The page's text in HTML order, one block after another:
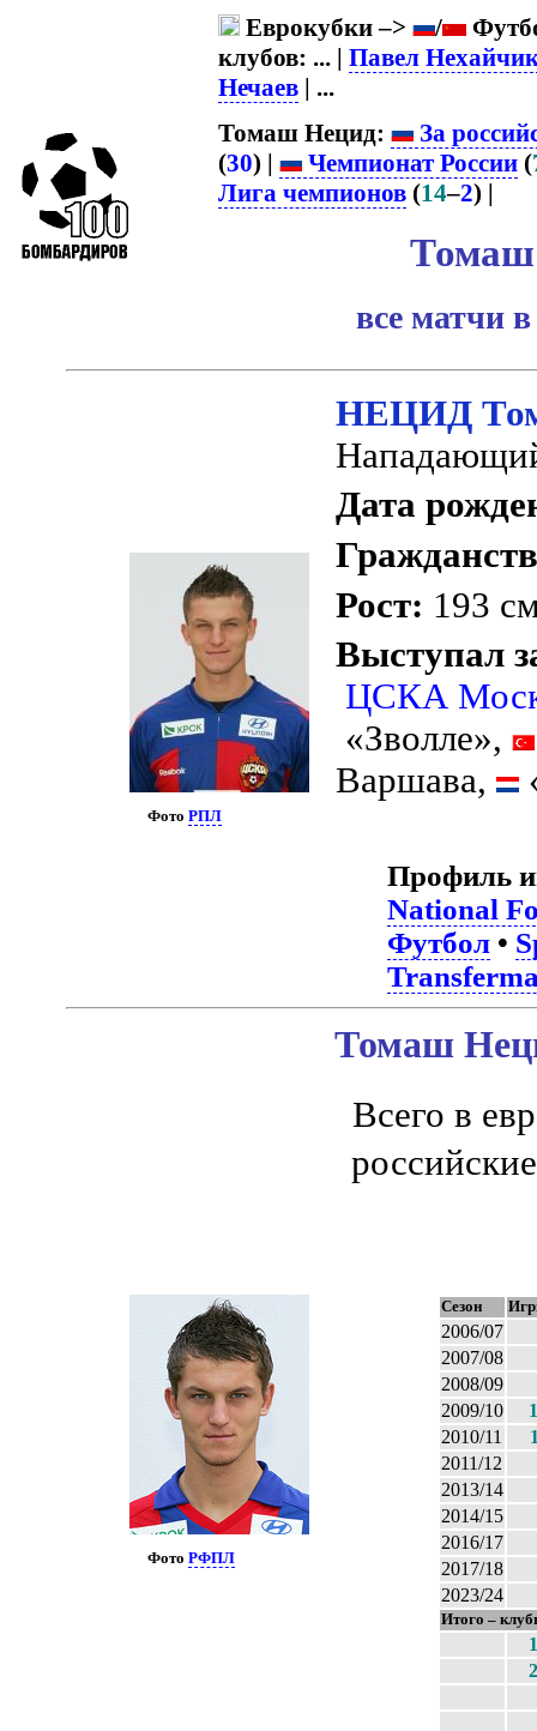
Еврокубки –> /
клубов: ... | Павел
Нечаев | ...
Томаш Нецид:
За
(30) | Чемпионат России (
Лига чемпионов (14–2) |
все матчи
Фото РПЛ
НЕЦИД
Дата
Рост: 193
Выступал
ЦСКА
«Зволле»,
Варшава,
Профиль
National
Футбол•
Фото РФПЛ
Томаш
Всего в
Сезон
2006/07
2007/08
2008/09
2009/10
2010/11
2011/12
2013/14
2014/15
2016/17
2017/18
2023/24
Итого –